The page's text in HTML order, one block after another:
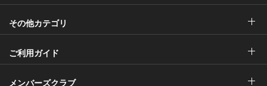
その他カテゴリ
ご利用ガイド
メンバーズクラブ